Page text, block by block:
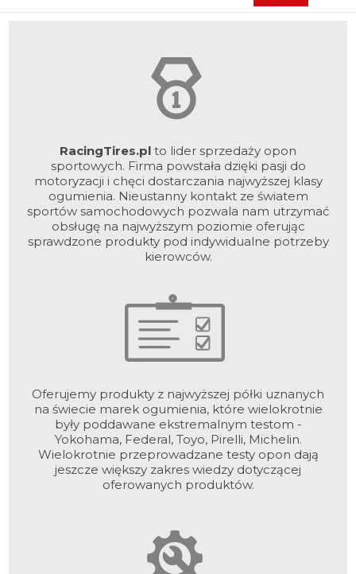
RacingTires.pl to lider sprzedaży opon
sportowych. Firma powstała dzięki pasji do
motoryzacji i chęci dostarczania najwyższej klasy
ogumienia. Nieustanny kontakt ze światem
sportów samochodowych pozwala nam utrzymać
obsługę na najwyższym poziomie oferując
sprawdzone produkty pod indywidualne potrzeby
kierowców.
Oferujemy produkty z najwyższej półki uznanych
na świecie marek ogumienia, które wielokrotnie
były poddawane ekstremalnym testom -
Yokohama, Federal, Toyo, Pirelli, Michelin.
Wielokrotnie przeprowadzane testy opon dają
jeszcze większy zakres wiedzy dotyczącej
oferowanych produktów.